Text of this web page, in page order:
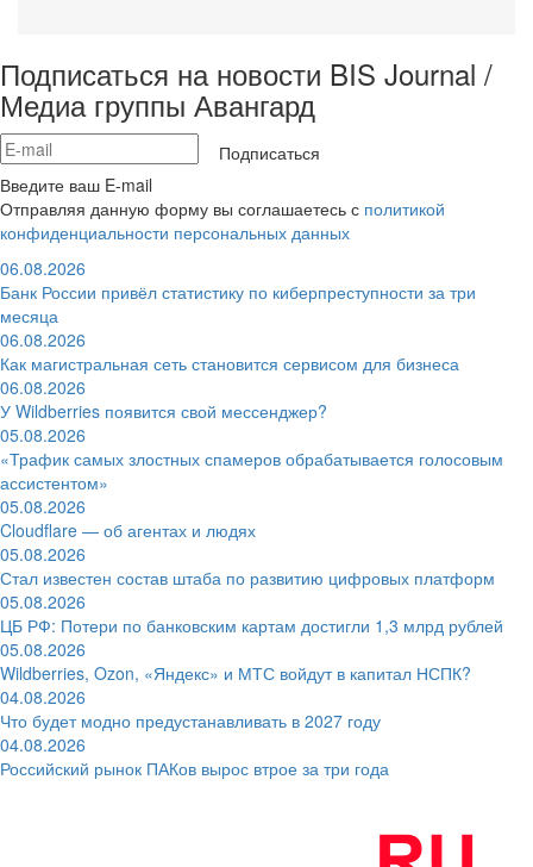
Подписаться на новости BIS Journal /
Медиа группы Авангард
Подписаться
Введите ваш E-mail
Отправляя данную форму вы соглашаетесь с политикой
конфиденциальности персональных данных
06.08.2026
Банк России привёл статистику по киберпреступности за три
месяца
06.08.2026
Как магистральная сеть становится сервисом для бизнеса
06.08.2026
У Wildberries появится свой мессенджер?
05.08.2026
«Трафик самых злостных спамеров обрабатывается голосовым
ассистентом»
05.08.2026
Cloudflare — об агентах и людях
05.08.2026
Стал известен состав штаба по развитию цифровых платформ
05.08.2026
ЦБ РФ: Потери по банковским картам достигли 1,3 млрд рублей
05.08.2026
Wildberries, Ozon, «Яндекс» и МТС войдут в капитал НСПК?
04.08.2026
Что будет модно предустанавливать в 2027 году
04.08.2026
Российский рынок ПАКов вырос втрое за три года